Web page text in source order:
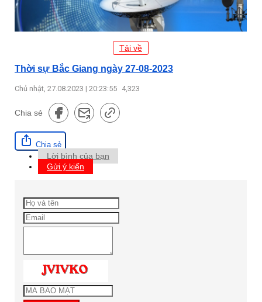
Tải về
Thời sự Bắc Giang ngày 27-08-2023
Chủ nhật, 27.08.2023 | 20:23:55 4,323
Chia sẻ
Chia sẻ
Lời bình của bạn
Gửi ý kiến